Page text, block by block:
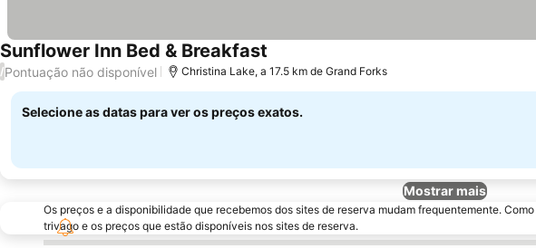
Sunflower Inn Bed & Breakfast
/Pontuação não disponível Christina Lake, a 17.5 km de Grand Forks
Selecione as datas para ver os preços exatos.
Mostrar mais
Os preços e a disponibilidade que recebemos dos sites de reserva mudam frequentemente.
trivago e os preços que estão disponíveis nos sites de reserva.